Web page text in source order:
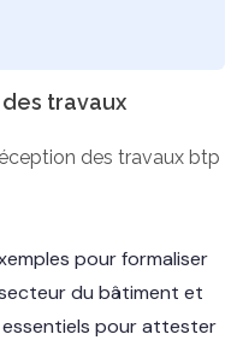
travaux
des travaux btp
pour formaliser
du bâtiment et
essentiels pour attester